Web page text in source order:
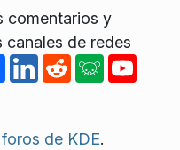
comentarios y
canales de redes
foros de KDE.